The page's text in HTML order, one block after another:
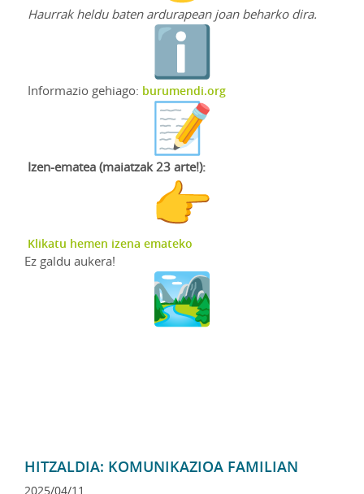
Haurrak heldu baten ardurapean joan beharko dira.
Informazio gehiago: burumendi.org
Izen-ematea (maiatzak 23 arte!):
Klikatu hemen izena emateko
Ez galdu aukera!
HITZALDIA: KOMUNIKAZIOA FAMILIAN
2025/04/11